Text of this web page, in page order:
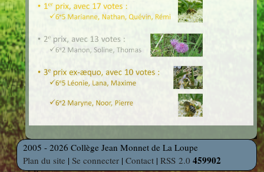
What's up
in room 50
?
2005 - 2026 Collège Jean Monnet de La Loupe
Plan du site | Se connecter | Contact | RSS 2.0 459902